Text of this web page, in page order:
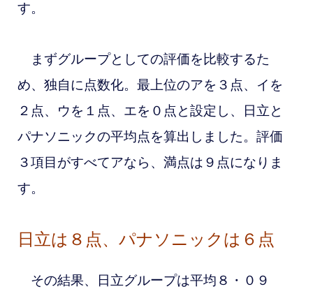
す。
まずグループとしての評価を比較するた
め、独自に点数化。最上位のアを３点、イを
２点、ウを１点、エを０点と設定し、日立と
パナソニックの平均点を算出しました。評価
３項目がすべてアなら、満点は９点になりま
す。
日立は８点、パナソニックは６点
その結果、日立グループは平均８・０９